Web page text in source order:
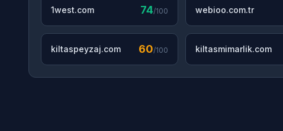
1west.com 74/100 webioo.com.tr
kiltaspeyzaj.com 60/100 kiltasmimarlik.com